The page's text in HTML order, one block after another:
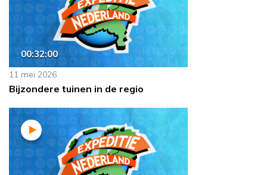
00:32:00
11 mei 2026
Bijzondere tuinen in de regio